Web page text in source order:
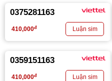
0375281163
410,000đ
0359151163
410,000đ